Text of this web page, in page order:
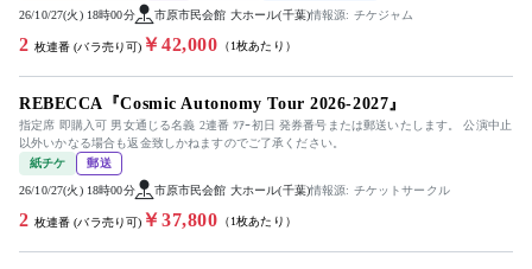
26/10/27(火) 18時00分 市原市民会館 大ホール(千葉)情報源: チケジャム
2 枚連番 (バラ売り可) ￥42,000 （1枚あたり）
REBECCA『Cosmic Autonomy Tour 2026-2027』
指定席 即購入可 男女通じる名義 2連番 ﾂｱｰ初日 発券番号または郵送いたします。 公演中止
以外いかなる場合も返金致しかねますのでご了承ください。
紙チケ
郵送
26/10/27(火) 18時00分 市原市民会館 大ホール(千葉)情報源: チケットサークル
2 枚連番 (バラ売り可) ￥37,800 （1枚あたり）